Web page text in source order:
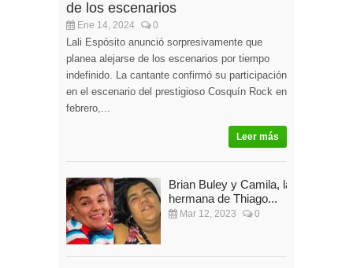
de los escenarios
Ene 14, 2024 0
Lali Espósito anunció sorpresivamente que
planea alejarse de los escenarios por tiempo
indefinido. La cantante confirmó su participación
en el escenario del prestigioso Cosquín Rock en
febrero,...
Leer más
Brian Buley y Camila, la
hermana de Thiago...
Mar 12, 2023 0